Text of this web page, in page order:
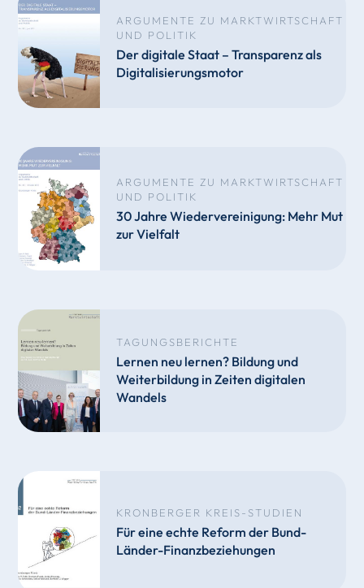
ARGUMENTE ZU MARKTWIRTSCHAFT
UND POLITIK
Der digitale Staat – Transparenz als
Digitalisierungsmotor
ARGUMENTE ZU MARKTWIRTSCHAFT
UND POLITIK
30 Jahre Wiedervereinigung: Mehr Mut
zur Vielfalt
TAGUNGSBERICHTE
Lernen neu lernen? Bildung und
Weiterbildung in Zeiten digitalen
Wandels
KRONBERGER KREIS-STUDIEN
Für eine echte Reform der Bund-
Länder-Finanzbeziehungen